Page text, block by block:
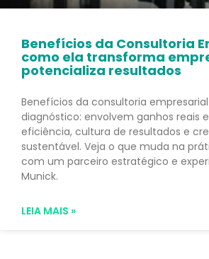
Benefícios da Consultoria
como ela transforma
potencializa resultados
Benefícios da consultoria
diagnóstico: envolvem ganhos reais
eficiência, cultura de resultados e
sustentável. Veja o que muda na
com um parceiro estratégico e
Munick.
LEIA MAIS »